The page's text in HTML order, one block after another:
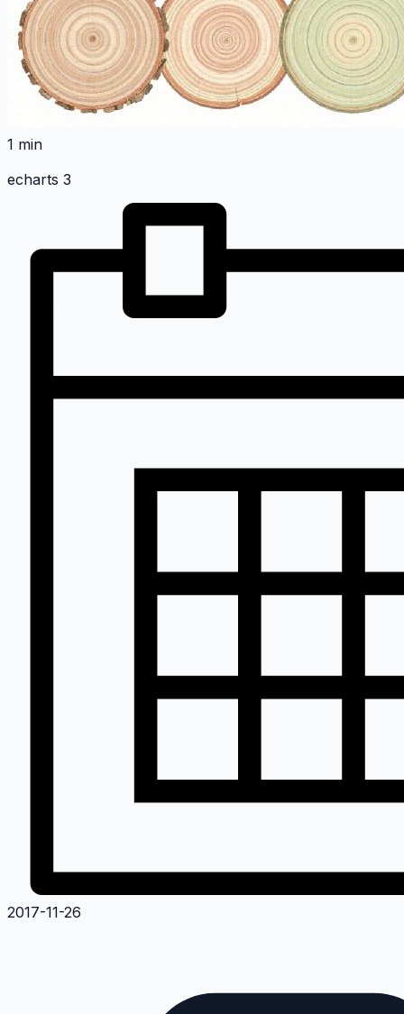
1 min
echarts 3
2017-11-26